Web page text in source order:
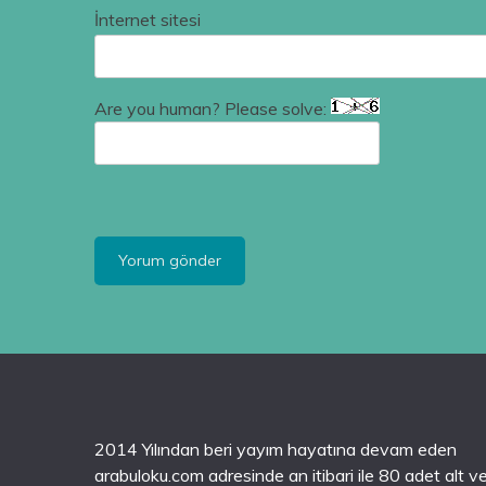
İnternet sitesi
Are you human? Please solve:
2014 Yılından beri yayım hayatına devam eden
arabuloku.com adresinde an itibari ile 80 adet alt